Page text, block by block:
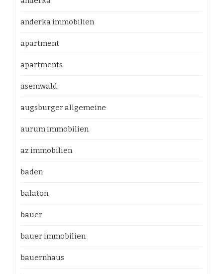
anderka immobilien
apartment
apartments
asemwald
augsburger allgemeine
aurum immobilien
az immobilien
baden
balaton
bauer
bauer immobilien
bauernhaus